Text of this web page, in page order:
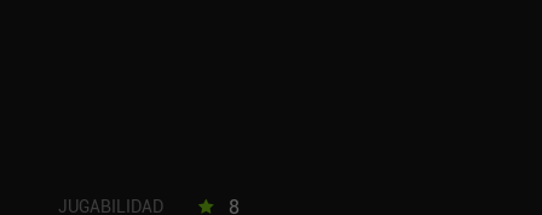
JUGABILIDAD 8